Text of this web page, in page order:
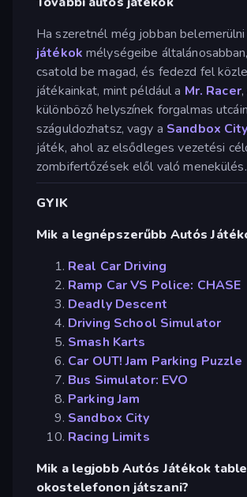
Ha szeretnél még jobban belemerülni
játékok mélységeibe
csatold be magad, és fedezd fel
játékainkat, mint például a Mr. Racer
különböző helyszínek forgalmas utcáin
száguldozhatsz, vagy a Sandbox City
játék, ahol az elsődleges vezetési
zombifertőzések elől való menekülés.
GYIK
Mik a legnépszerűbb Autós
Real Car Driving
Ramp Car VS Police: CHASE
Deadly Descent
Driving School Simulator
Smash Karts
Car OUT! Jam Parking Puzzle
Bus Simulator: EVO
Parking Jam
Sandbox City
Racing Limits
Mik a legjobb Autós Játékok
okostelefonon játszani?